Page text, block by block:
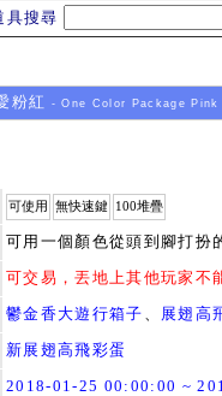
具搜尋
粉紅 - One Color Package Pink
可使用 無快速鍵 100堆疊
可用一個顏色從頭到腳打扮
可交易，丟地上其他玩家不
鬱金香大遊行箱子 、 展翅高
新展翅高飛彩蛋
2018-01-25 00:00:00 ~